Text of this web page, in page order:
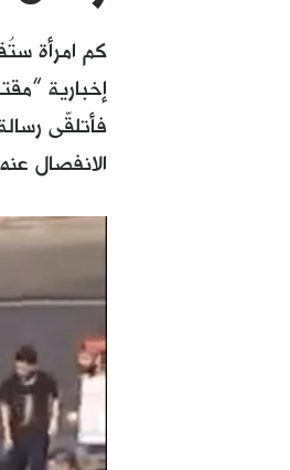
كم امرأة
إخبارية
فأتلقّى
الانفصال